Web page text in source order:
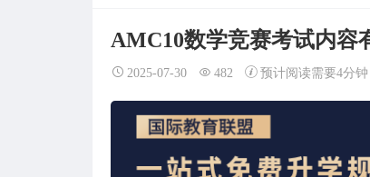
AMC10数学竞赛考试内容
2025-07-30 482 预计阅读需要4分钟